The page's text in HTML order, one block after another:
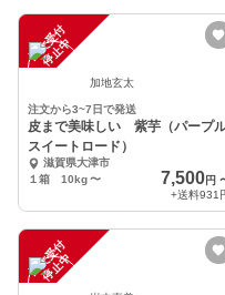
注
文
受
付
停
止
中
加地玄太
注文から3~7日で発送
皮まで美味しい 紫芋（パープ
スイートロード）
滋賀県大津市
１箱 10kg〜 7,500円
+送料931
注
文
受
付
停
止
中